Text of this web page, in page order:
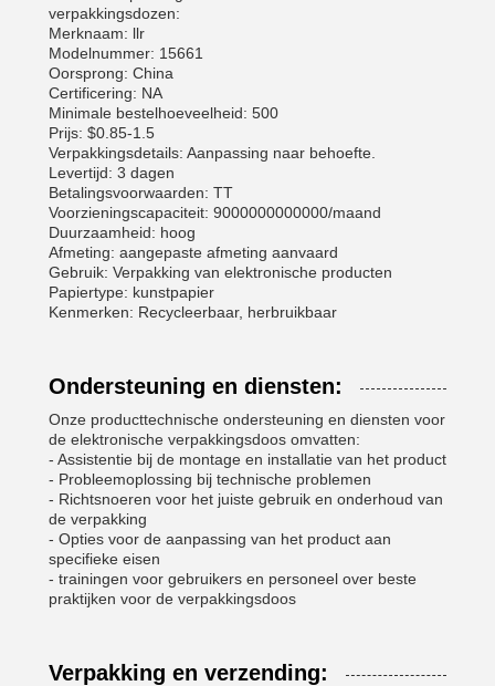
verpakkingsdozen:
Merknaam: llr
Modelnummer: 15661
Oorsprong: China
Certificering: NA
Minimale bestelhoeveelheid: 500
Prijs: $0.85-1.5
Verpakkingsdetails: Aanpassing naar behoefte.
Levertijd: 3 dagen
Betalingsvoorwaarden: TT
Voorzieningscapaciteit: 9000000000000/maand
Duurzaamheid: hoog
Afmeting: aangepaste afmeting aanvaard
Gebruik: Verpakking van elektronische producten
Papiertype: kunstpapier
Kenmerken: Recycleerbaar, herbruikbaar
Ondersteuning en diensten:
Onze producttechnische ondersteuning en diensten voor
de elektronische verpakkingsdoos omvatten:
- Assistentie bij de montage en installatie van het product
- Probleemoplossing bij technische problemen
- Richtsnoeren voor het juiste gebruik en onderhoud van
de verpakking
- Opties voor de aanpassing van het product aan
specifieke eisen
- trainingen voor gebruikers en personeel over beste
praktijken voor de verpakkingsdoos
Verpakking en verzending: